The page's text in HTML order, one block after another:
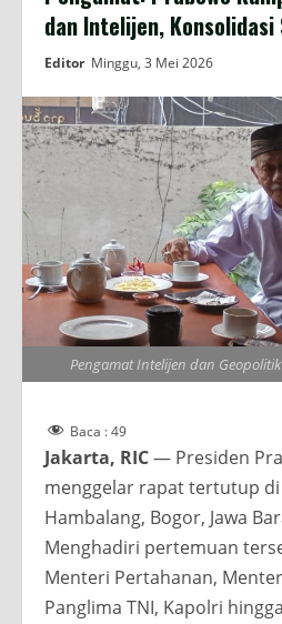
dan Intelijen,
Editor Minggu, 3 Mei 2026
Pengamat Intelijen dan
Baca :49
Jakarta, RIC— Presiden
menggelar rapat tertutup
Hambalang, Bogor, Jawa
Menghadiri pertemuan
Menteri Pertahanan,
Panglima TNI, Kapolri